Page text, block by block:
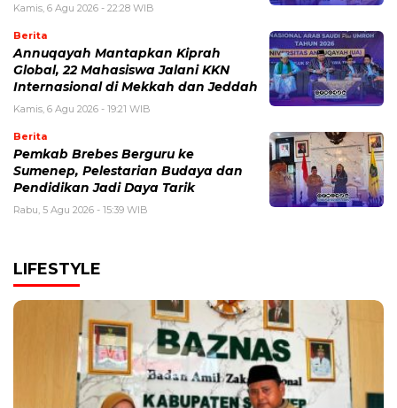
Kamis, 6 Agu 2026 - 22:28 WIB
Berita
Annuqayah Mantapkan Kiprah
Global, 22 Mahasiswa Jalani KKN
Internasional di Mekkah dan Jeddah
Kamis, 6 Agu 2026 - 19:21 WIB
Berita
Pemkab Brebes Berguru ke
Sumenep, Pelestarian Budaya dan
Pendidikan Jadi Daya Tarik
Rabu, 5 Agu 2026 - 15:39 WIB
LIFESTYLE